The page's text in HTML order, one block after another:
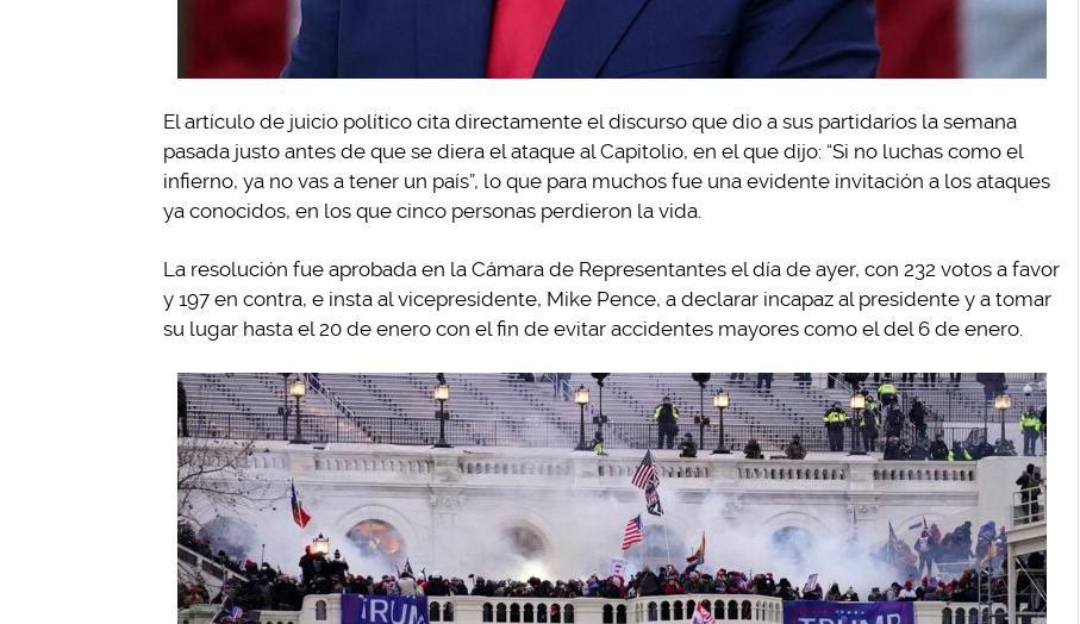
El artículo de juicio político cita directamente el discurso que dio a sus partidarios la semana
pasada justo antes de que se diera el ataque al Capitolio, en el que dijo: “Si no luchas como el
infierno, ya no vas a tener un país”, lo que para muchos fue una evidente invitación a los ataques
ya conocidos, en los que cinco personas perdieron la vida.
La resolución fue aprobada en la Cámara de Representantes el día de ayer, con 232 votos a favor
y 197 en contra, e insta al vicepresidente, Mike Pence, a declarar incapaz al presidente y a tomar
su lugar hasta el 20 de enero con el fin de evitar accidentes mayores como el del 6 de enero.